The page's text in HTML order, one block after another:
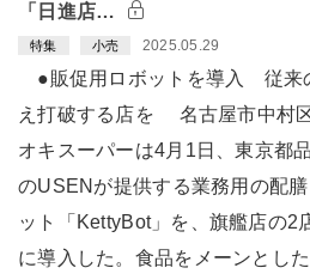
「日進店…
特集 小売 2025.05.29
●販促用ロボットを導入 従来
え打破する店を 名古屋市中村
オキスーパーは4月1日、東京都
のUSENが提供する業務用の配
ット「KettyBot」を、旗艦店の2
に導入した。食品をメーンとし